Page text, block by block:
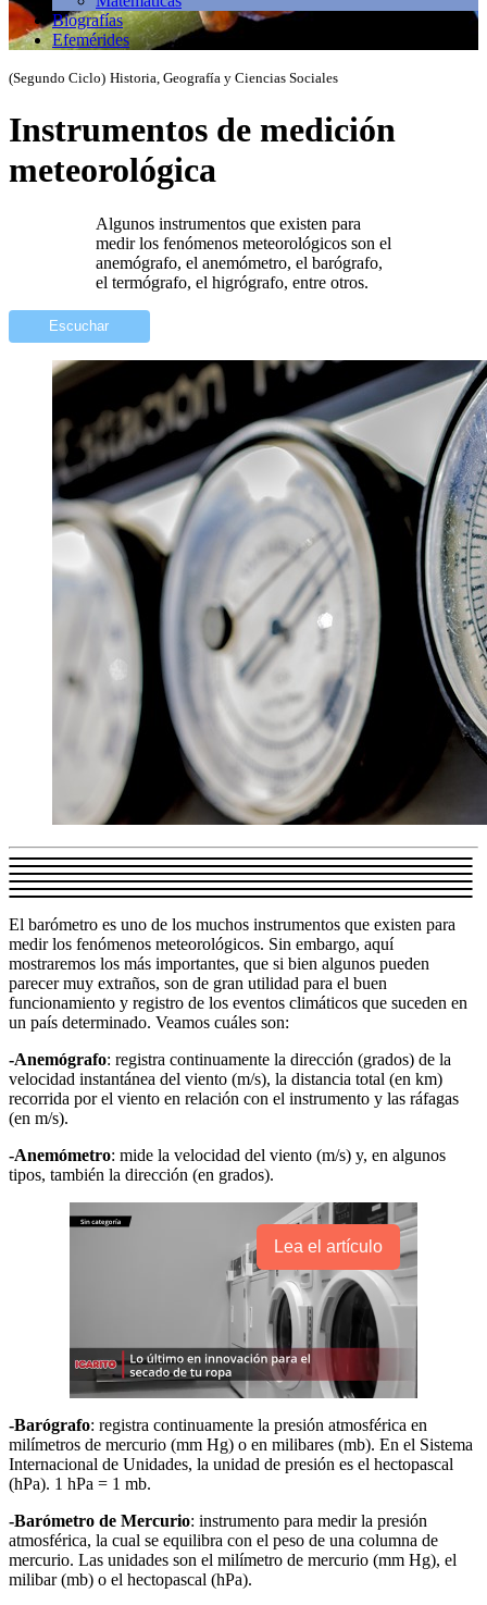
Biografías
Efemérides
(Segundo Ciclo) Historia, Geografía y Ciencias Sociales
Instrumentos de medición
meteorológica
Algunos instrumentos que existen para
medir los fenómenos meteorológicos son el
anemógrafo, el anemómetro, el barógrafo,
el termógrafo, el higrógrafo, entre otros.
Escuchar
El barómetro es uno de los muchos instrumentos que existen para
medir los fenómenos meteorológicos. Sin embargo, aquí
mostraremos los más importantes, que si bien algunos pueden
parecer muy extraños, son de gran utilidad para el buen
funcionamiento y registro de los eventos climáticos que suceden en
un país determinado. Veamos cuáles son:
-Anemógrafo: registra continuamente la dirección (grados) de la
velocidad instantánea del viento (m/s), la distancia total (en km)
recorrida por el viento en relación con el instrumento y las ráfagas
(en m/s).
-Anemómetro: mide la velocidad del viento (m/s) y, en algunos
tipos, también la dirección (en grados).
Lea el artículo
-Barógrafo: registra continuamente la presión atmosférica en
milímetros de mercurio (mm Hg) o en milibares (mb). En el Sistema
Internacional de Unidades, la unidad de presión es el hectopascal
(hPa). 1 hPa = 1 mb.
-Barómetro de Mercurio: instrumento para medir la presión
atmosférica, la cual se equilibra con el peso de una columna de
mercurio. Las unidades son el milímetro de mercurio (mm Hg), el
milibar (mb) o el hectopascal (hPa).